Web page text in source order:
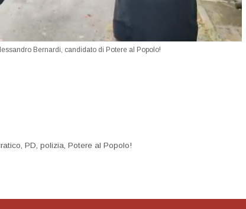
Bernardi, candidato di Potere al Popolo!
,PD,polizia,Potere al Popolo!